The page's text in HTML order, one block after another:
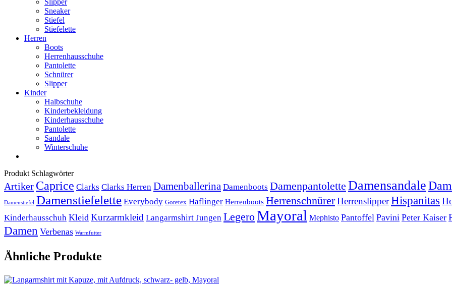
Sneaker
Stiefel
Stiefelette
Herren
Boots
Herrenhausschuhe
Pantolette
Schnürer
Slipper
Kinder
Halbschuhe
Kinderbekleidung
Kinderhausschuhe
Pantolette
Sandale
Winterschuhe
Produkt Schlagwörter
Artiker Caprice Clarks Clarks Herren Damenballerina Damenboots Damenpantolette Damensandale
Damenstiefel Damenstiefelette Everybody Goretex Haflinger Herrenboots HerrenschnürerHerrenslipperHispanitas
Kinderhausschuh Kleid Kurzarmkleid Langarmshirt Jungen LegeroMayoral Mephisto Pantoffel Pavini Peter Kaiser
Damen Verbenas Warmfutter
Ähnliche Produkte